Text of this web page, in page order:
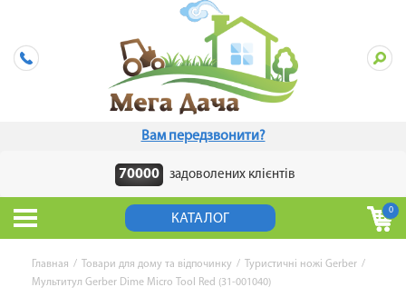
Вам передзвонити?
70000 задоволених клієнтів
КАТАЛОГ
0
Главная / Товари для дому та відпочинку / Туристичні ножі Gerber /
Мультитул Gerber Dime Micro Tool Red (31-001040)